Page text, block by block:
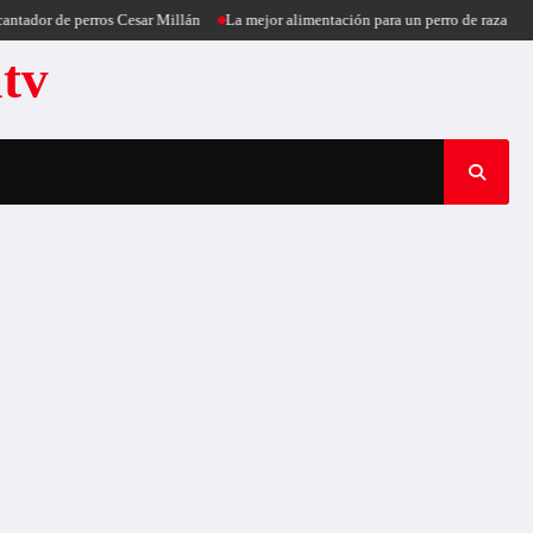
de perros Cesar Millán La mejor alimentación para un perro de raza